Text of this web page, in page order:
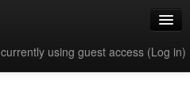
using guest access (Log in)